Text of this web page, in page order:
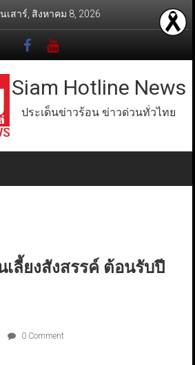
เสาร์, สิงหาคม 8, 2026
Siam Hotline News
ประเด็นข่าวร้อน ข่าวด่วนทั่วไทย
ลี้ยงสังสรรค์ ต้อนรับปี
0 Comment